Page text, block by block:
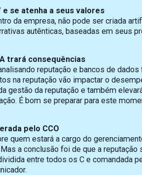
e se atenha a seus valores
da empresa, não pode ser criada
autênticas, baseadas em seus
trará consequências
reputação e bancos de
na reputação vão impactar o
gestão da reputação e também
É bom se preparar para este
pelo CCO
quem estará a cargo do
a conclusão foi de que a
entre todos os C e comandada